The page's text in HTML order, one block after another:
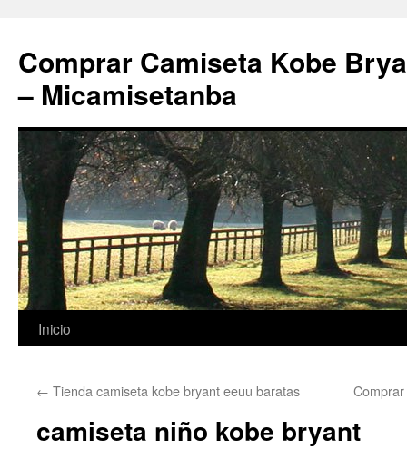
Comprar Camiseta Kobe
– Micamisetanba
Saltar
contenido
Inicio
← Tienda camiseta kobe bryant eeuu baratas
camiseta niño kobe bryant